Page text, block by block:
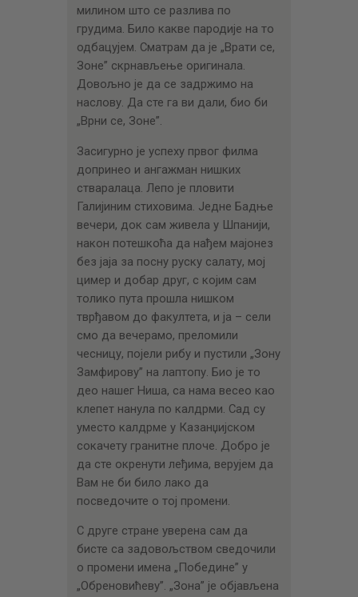
милином што се разлива по
грудима. Било какве пародије на то
одбацујем. Сматрам да је „Врати се,
Зоне” скрнављење оригинала.
Довољно је да се задржимо на
наслову. Да сте га ви дали, био би
„Врни се, Зоне”.
Засигурно је успеху првог филма
допринео и ангажман нишких
стваралаца. Лепо је пловити
Галијиним стиховима. Једне Бадње
вечери, док сам живела у Шпанији,
након потешкоћа да нађем мајонез
без јаја за посну руску салату, мој
цимер и добар друг, с којим сам
толико пута прошла нишком
тврђавом до факултета, и ја – сели
смо да вечерамо, преломили
чесницу, појели рибу и пустили „Зону
Замфирову” на лаптопу. Био је то
део нашег Ниша, са нама весео као
клепет нанула по калдрми. Сад су
уместо калдрме у Казанџијском
сокачету гранитне плоче. Добро је
да сте окренути леђима, верујем да
Вам не би било лако да
посведочите о тој промени.
С друге стране уверена сам да
бисте са задовољством сведочили
о промени имена „Победине” у
„Обреновићеву”. „Зона” је објављена